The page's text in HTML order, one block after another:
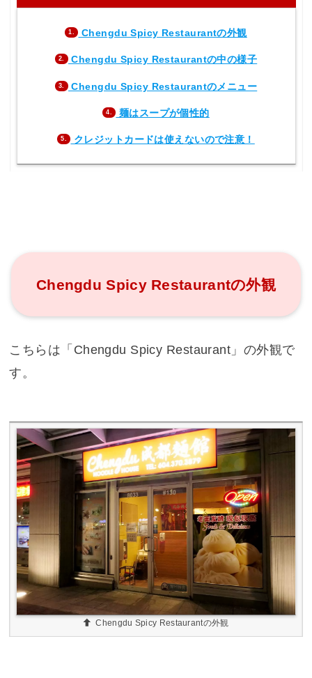
1. Chengdu Spicy Restaurantの外観
2. Chengdu Spicy Restaurantの中の様子
3. Chengdu Spicy Restaurantのメニュー
4. 麺はスープが個性的
5. クレジットカードは使えないので注意！
Chengdu Spicy Restaurantの外観
こちらは「Chengdu Spicy Restaurant」の外観で
す。
Chengdu Spicy Restaurantの外観